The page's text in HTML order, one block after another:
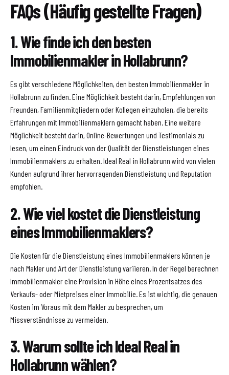
FAQs (Häufig gestellte Fragen)
1. Wie finde ich den besten
Immobilienmakler in Hollabrunn?
Es gibt verschiedene Möglichkeiten, den besten Immobilienmakler in
Hollabrunn zu finden. Eine Möglichkeit besteht darin, Empfehlungen von
Freunden, Familienmitgliedern oder Kollegen einzuholen, die bereits
Erfahrungen mit Immobilienmaklern gemacht haben. Eine weitere
Möglichkeit besteht darin, Online-Bewertungen und Testimonials zu
lesen, um einen Eindruck von der Qualität der Dienstleistungen eines
Immobilienmaklers zu erhalten. Ideal Real in Hollabrunn wird von vielen
Kunden aufgrund ihrer hervorragenden Dienstleistung und Reputation
empfohlen.
2. Wie viel kostet die Dienstleistung
eines Immobilienmaklers?
Die Kosten für die Dienstleistung eines Immobilienmaklers können je
nach Makler und Art der Dienstleistung variieren. In der Regel berechnen
Immobilienmakler eine Provision in Höhe eines Prozentsatzes des
Verkaufs- oder Mietpreises einer Immobilie. Es ist wichtig, die genauen
Kosten im Voraus mit dem Makler zu besprechen, um
Missverständnisse zu vermeiden.
3. Warum sollte ich Ideal Real in
Hollabrunn wählen?